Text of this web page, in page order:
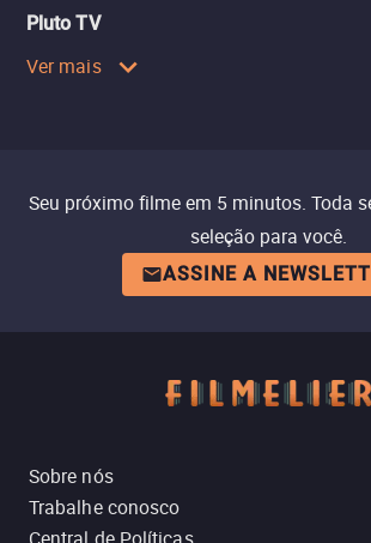
Pluto TV
Ver mais
Seu próximo filme em 5 minutos. Toda
seleção para você.
ASSINE A
Sobre nós
Trabalhe conosco